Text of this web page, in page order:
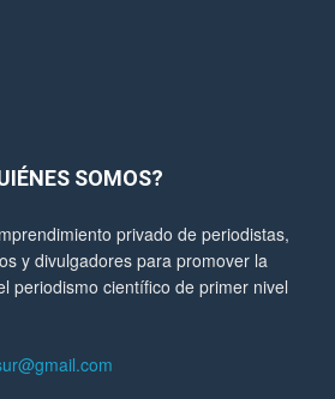
SOMOS?
privado de periodistas,
y divulgadores para promover la
periodismo científico de primer nivel